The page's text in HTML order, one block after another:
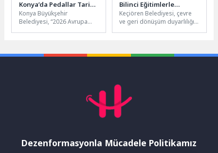
Konya’da Pedallar Tarihe
ve Doğaya Döndü
Konya Büyükşehir
Belediyesi, “2026 Avrupa
Bilinci Eğitimlerle
Yaygınlaşıyor
Keçiören Belediyesi, çevre
ve geri dönüşüm duyarlılığını
Dezenformasyonla Mücadele Politikamız